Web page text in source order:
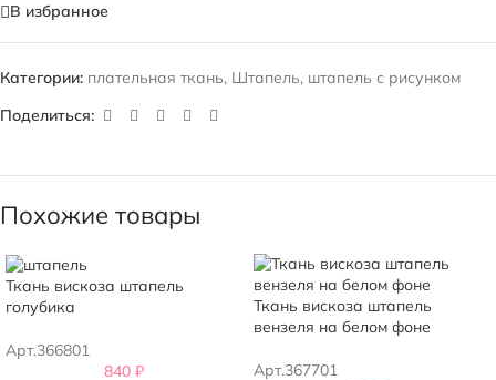
В избранное
Категории: плательная ткань, Штапель, штапель с рисунком
Поделиться:
Похожие товары
Ткань вискоза штапель
голубика
Арт.366801
840 ₽
Ткань вискоза штапель
вензеля на белом фоне
Арт.367701